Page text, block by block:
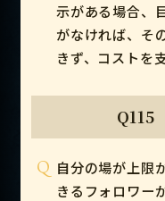
示がある場合、
がなければ、そ
きず、コストを
Q115
Q 自分の場が上限
きるフォロワー